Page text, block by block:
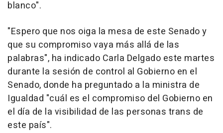
blanco".
"Espero que nos oiga la mesa de este Senado y
que su compromiso vaya más allá de las
palabras", ha indicado Carla Delgado este martes
durante la sesión de control al Gobierno en el
Senado, donde ha preguntado a la ministra de
Igualdad "cuál es el compromiso del Gobierno en
el día de la visibilidad de las personas trans de
este país".